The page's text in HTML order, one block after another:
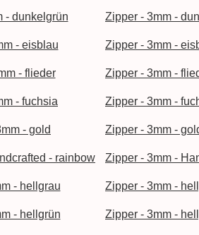
Zipper - 3mm -
Zipper - 3mm -
Zipper - 3mm -
Zipper - 3mm -
Zipper - 3mm -
Zipper - 3mm -
Zipper - 3mm -
Zipper - 3mm -